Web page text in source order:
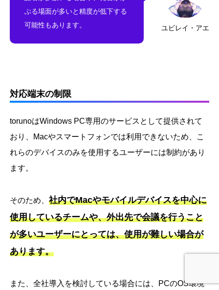
ユビレイ・アエ
ぶる場面が多いと精度が低下する
可能性もあります。
対応端末の制限
torunoはWindows PC専用のサービスとして提供されて
おり、Macやスマートフォンでは利用できないため、こ
れらのデバイスのみを使用するユーザーには制約があり
ます。
そのため、 社内でMacやモバイルデバイスを中心に
使用しているチームや、外出先で会議を行うこと
が多いユーザーにとっては、使用が難しい場合が
あります。
また、全社導入を検討している場合には、PCのOS環境
ホーム レビューを書く YouTubeを見る 公式LINE登録